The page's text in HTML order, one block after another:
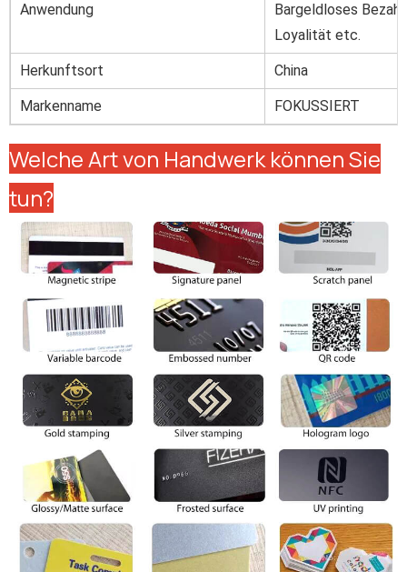
Anwendung
Bargeldloses
Loyalität etc.
Herkunftsort China
Markenname FOKUSSIERT
Welche Art von Handwerk können Sie
tun?